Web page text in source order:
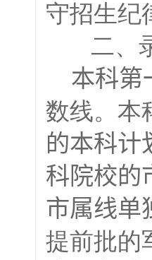
守招生纪
二、
本科第
数线。本
的本科计
科院校的
市属线单
提前批的